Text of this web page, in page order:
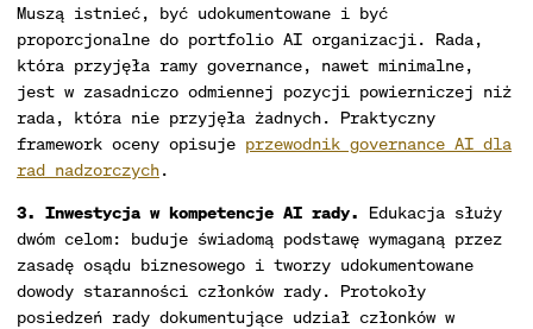
Muszą istnieć, być udokumentowane i być
proporcjonalne do portfolio AI organizacji. Rada,
która przyjęła ramy governance, nawet minimalne,
jest w zasadniczo odmiennej pozycji powierniczej niż
rada, która nie przyjęła żadnych. Praktyczny
framework oceny opisuje przewodnik governance AI dla
rad nadzorczych.
3. Inwestycja w kompetencje AI rady. Edukacja służy
dwóm celom: buduje świadomą podstawę wymaganą przez
zasadę osądu biznesowego i tworzy udokumentowane
dowody staranności członków rady. Protokoły
posiedzeń rady dokumentujące udział członków w